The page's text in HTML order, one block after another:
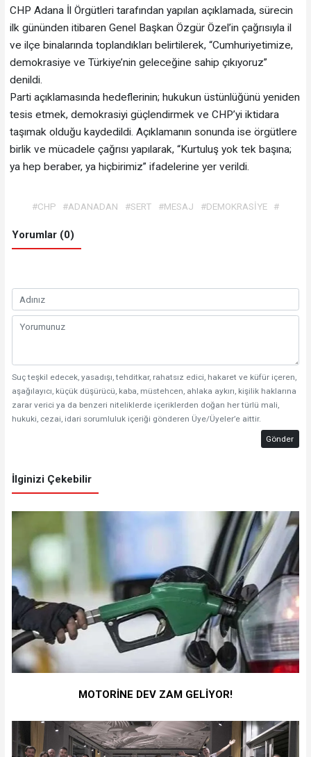
CHP Adana İl Örgütleri tarafından yapılan açıklamada, sürecin
ilk gününden itibaren Genel Başkan Özgür Özel’in çağrısıyla il
ve ilçe binalarında toplandıkları belirtilerek, “Cumhuriyetimize,
demokrasiye ve Türkiye’nin geleceğine sahip çıkıyoruz”
denildi.
Parti açıklamasında hedeflerinin; hukukun üstünlüğünü yeniden
tesis etmek, demokrasiyi güçlendirmek ve CHP’yi iktidara
taşımak olduğu kaydedildi. Açıklamanın sonunda ise örgütlere
birlik ve mücadele çağrısı yapılarak, “Kurtuluş yok tek başına;
ya hep beraber, ya hiçbirimiz” ifadelerine yer verildi.
#CHP #ADANADAN #SERT #MESAJ #DEMOKRASİYE #
Yorumlar (0)
Suç teşkil edecek, yasadışı, tehditkar, rahatsız edici, hakaret ve küfür içeren,
aşağılayıcı, küçük düşürücü, kaba, müstehcen, ahlaka aykırı, kişilik haklarına
zarar verici ya da benzeri niteliklerde içeriklerden doğan her türlü mali,
hukuki, cezai, idari sorumluluk içeriği gönderen Üye/Üyeler’e aittir.
Gönder
İlginizi Çekebilir
MOTORİNE DEV ZAM GELİYOR!